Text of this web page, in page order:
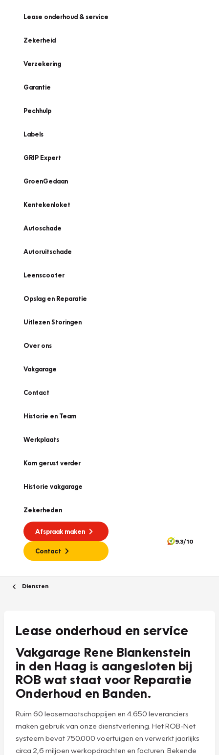
Lease onderhoud & service
Zekerheid
Verzekering
Garantie
Pechhulp
Labels
GRIP Expert
GroenGedaan
Kentekenloket
Autoschade
Autoruitschade
Leenscooter
Opslag en Reparatie
Uitlezen Storingen
Over ons
Vakgarage
Contact
Historie en Team
Werkplaats
Kom gerust verder
Historie vakgarage
Zekerheden
Afspraak maken
Contact
9.3/10
Diensten
Lease onderhoud en service
Vakgarage Rene Blankenstein
in den Haag is aangesloten bij
ROB wat staat voor Reparatie
Onderhoud en Banden.
Ruim 60 leasemaatschappijen en 4.650 leveranciers
maken gebruik van onze dienstverlening. Het ROB-Net
systeem bevat 750.000 voertuigen en verwerkt jaarlijks
circa 2,6 miljoen werkopdrachten en facturen. Bekende